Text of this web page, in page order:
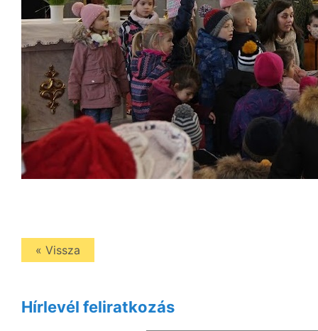
« Vissza
Hírlevél feliratkozás